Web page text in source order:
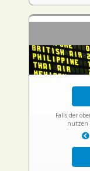
Falls der
nutzen